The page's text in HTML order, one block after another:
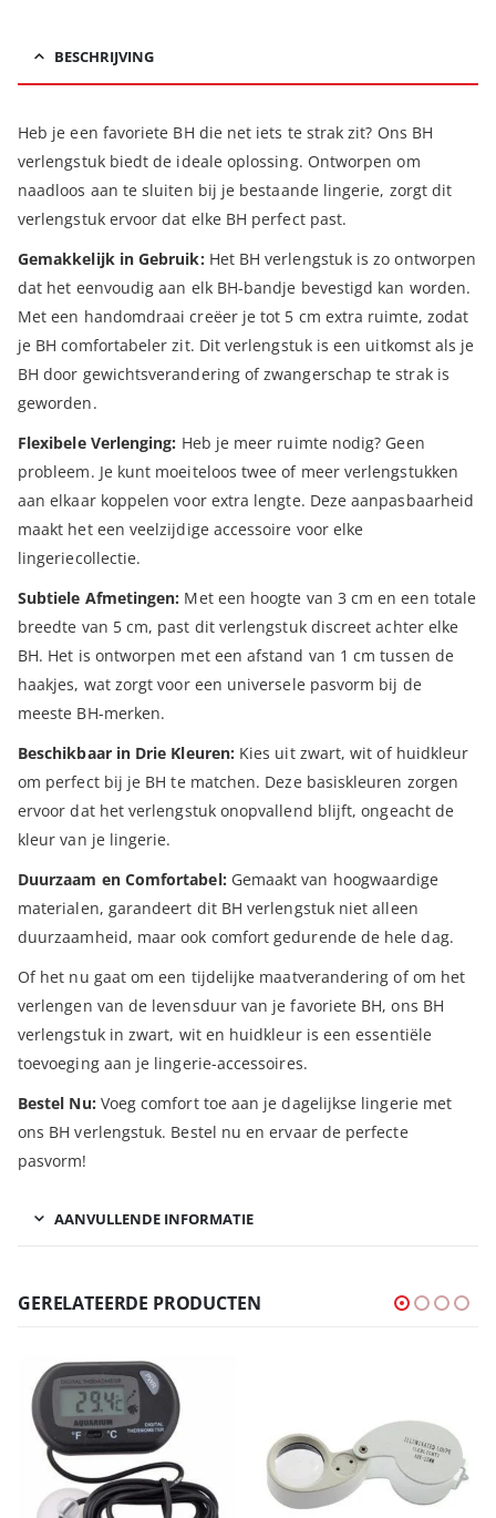
BESCHRIJVING
Heb je een favoriete BH die net iets te strak zit? Ons BH
verlengstuk biedt de ideale oplossing. Ontworpen om
naadloos aan te sluiten bij je bestaande lingerie, zorgt dit
verlengstuk ervoor dat elke BH perfect past.
Gemakkelijk in Gebruik: Het BH verlengstuk is zo ontworpen
dat het eenvoudig aan elk BH-bandje bevestigd kan worden.
Met een handomdraai creëer je tot 5 cm extra ruimte, zodat
je BH comfortabeler zit. Dit verlengstuk is een uitkomst als je
BH door gewichtsverandering of zwangerschap te strak is
geworden.
Flexibele Verlenging: Heb je meer ruimte nodig? Geen
probleem. Je kunt moeiteloos twee of meer verlengstukken
aan elkaar koppelen voor extra lengte. Deze aanpasbaarheid
maakt het een veelzijdige accessoire voor elke
lingeriecollectie.
Subtiele Afmetingen: Met een hoogte van 3 cm en een totale
breedte van 5 cm, past dit verlengstuk discreet achter elke
BH. Het is ontworpen met een afstand van 1 cm tussen de
haakjes, wat zorgt voor een universele pasvorm bij de
meeste BH-merken.
Beschikbaar in Drie Kleuren: Kies uit zwart, wit of huidkleur
om perfect bij je BH te matchen. Deze basiskleuren zorgen
ervoor dat het verlengstuk onopvallend blijft, ongeacht de
kleur van je lingerie.
Duurzaam en Comfortabel: Gemaakt van hoogwaardige
materialen, garandeert dit BH verlengstuk niet alleen
duurzaamheid, maar ook comfort gedurende de hele dag.
Of het nu gaat om een tijdelijke maatverandering of om het
verlengen van de levensduur van je favoriete BH, ons BH
verlengstuk in zwart, wit en huidkleur is een essentiële
toevoeging aan je lingerie-accessoires.
Bestel Nu: Voeg comfort toe aan je dagelijkse lingerie met
ons BH verlengstuk. Bestel nu en ervaar de perfecte
pasvorm!
AANVULLENDE INFORMATIE
GERELATEERDE PRODUCTEN